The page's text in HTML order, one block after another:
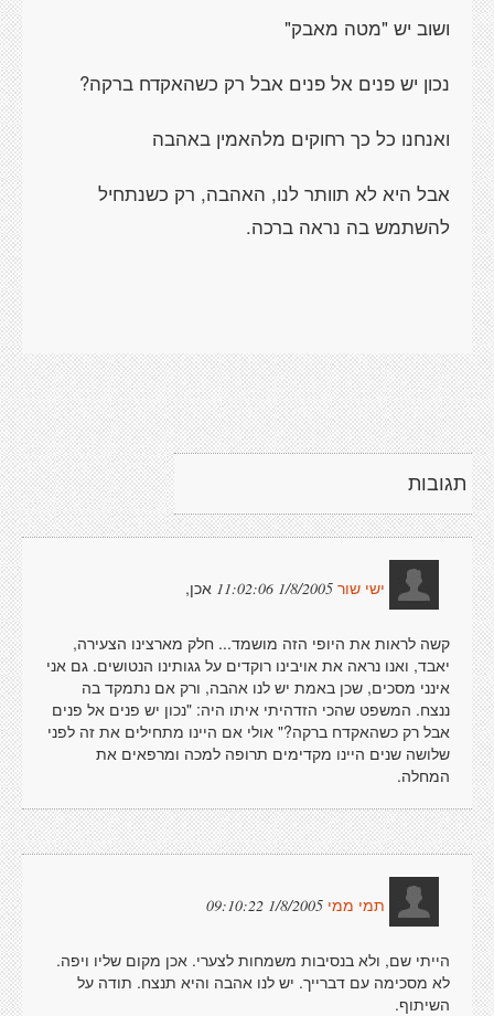
ושוב יש "מטה מאבק"
נכון יש פנים אל פנים אבל רק כשהאקדח ברקה?
ואנחנו כל כך רחוקים מלהאמין באהבה
אבל היא לא תוותר לנו, האהבה, רק כשנתחיל
להשתמש בה נראה ברכה.
תגובות
ישי שור 1/8/2005 11:02:06 אכן,
קשה לראות את היופי הזה מושמד... חלק מארצינו הצעירה,
יאבד, ואנו נראה את אויבינו רוקדים על גגותינו הנטושים. גם אני
אינני מסכים, שכן באמת יש לנו אהבה, ורק אם נתמקד בה
ננצח. המשפט שהכי הזדהיתי איתו היה: "נכון יש פנים אל פנים
אבל רק כשהאקדח ברקה?" אולי אם היינו מתחילים את זה לפני
שלושה שנים היינו מקדימים תרופה למכה ומרפאים את
המחלה.
תמי ממי 1/8/2005 09:10:22
הייתי שם, ולא בנסיבות משמחות לצערי. אכן מקום שליו ויפה.
לא מסכימה עם דברייך. יש לנו אהבה והיא תנצח. תודה על
השיתוף.